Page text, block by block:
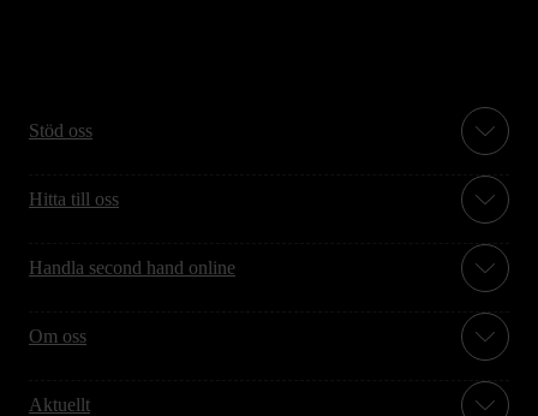
Stöd oss
Hitta till oss
Handla second hand online
Om oss
Aktuellt